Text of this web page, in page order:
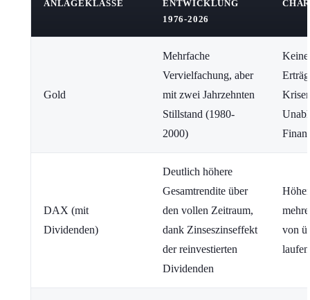
ANLAGEKLASSE
ENTWICKLUNG
1976-2026
Gold
Mehrfache
Vervielfachung, aber
mit zwei Jahrzehnten
Stillstand (1980-
2000)
DAX (mit
Dividenden)
Deutlich höhere
Gesamtrendite über
den vollen Zeitraum,
dank Zinseszinseffekt
der reinvestierten
Dividenden
von